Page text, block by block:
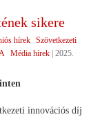
sikere
hírek Szövetkezeti
Média hírek 2025.
innovációs díj